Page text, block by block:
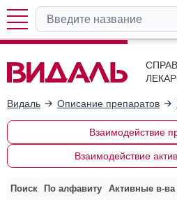
Видаль Описание препаратов
Взаимодействие
Взаимодействие
Поиск По алфавиту Активные в-ва